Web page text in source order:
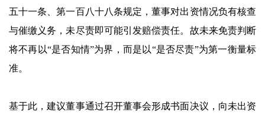
五十一条、第一百八十八条规定，董事对出资情况负有核查
与催缴义务，未尽责即可能引发赔偿责任。故未来免责判断
将不再以“是否知情”为界，而是以“是否尽责”为第一衡量标
准。
基于此，建议董事通过召开董事会形成书面决议，向未出资